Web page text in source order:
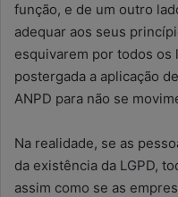
função, e de um outro
adequar aos seus
esquivarem por todos os
postergada a aplicação
ANPD para não se
Na realidade, se as
da existência da LGPD,
assim como se as